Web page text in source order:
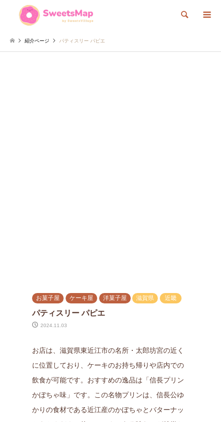
検索
紹介ページ パティスリー パピエ
お菓子屋 ケーキ屋 洋菓子屋 滋賀県 近畿
パティスリー パピエ
2024.11.03
お店は、滋賀県東近江市の名所・太郎坊宮の近く
に位置しており、ケーキのお持ち帰りや店内での
飲食が可能です。おすすめの逸品は「信長プリン
かぼちゃ味」です。この名物プリンは、信長公ゆ
かりの食材である近江産のかぼちゃとバターナッ